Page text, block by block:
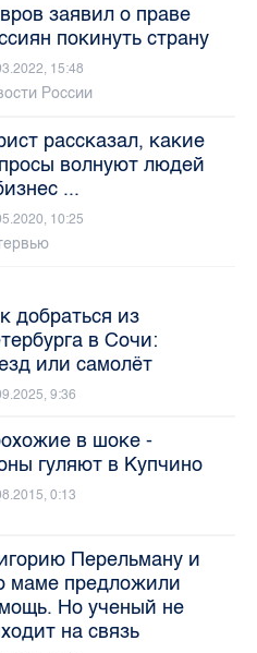
заявил о праве
покинуть страну
15:48
России
рассказал, какие
волнуют людей
...
10:25
добраться из
в Сочи:
или самолёт
9:36
в шоке -
гуляют в Купчино
0:13
Перельману и
маме предложили
Но ученый не
на связь